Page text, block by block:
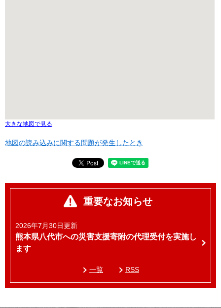
大きな地図で見る
地図の読み込みに関する問題が発生したとき
重要なお知らせ
2026年7月30日更新
熊本県八代市への災害支援寄附の代理受付を実施し
ます
一覧 RSS